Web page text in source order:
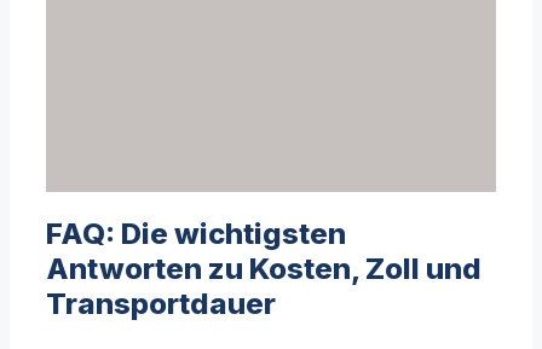
FAQ: Die wichtigsten
Antworten zu Kosten, Zoll und
Transportdauer